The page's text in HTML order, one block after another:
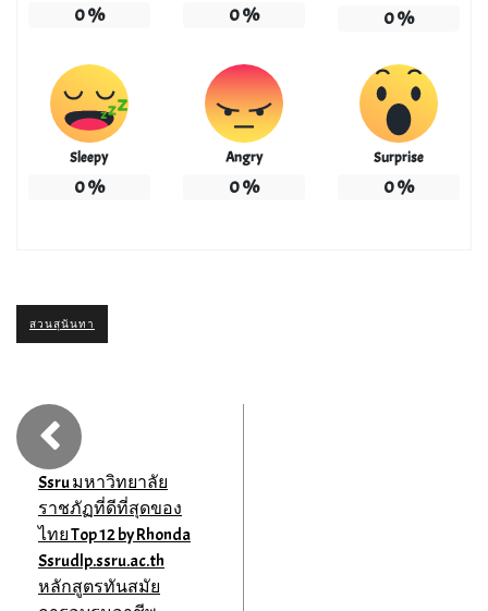
0% 0% 0%
Sleepy
0%
Angry
0%
Surprise
0%
สวนสุนันทา
Ssru มหาวิทยาลัย
ราชภัฏที่ดีที่สุดของ
ไทย Top 12 by Rhonda
Ssrudlp.ssru.ac.th
หลักสูตรทันสมัย